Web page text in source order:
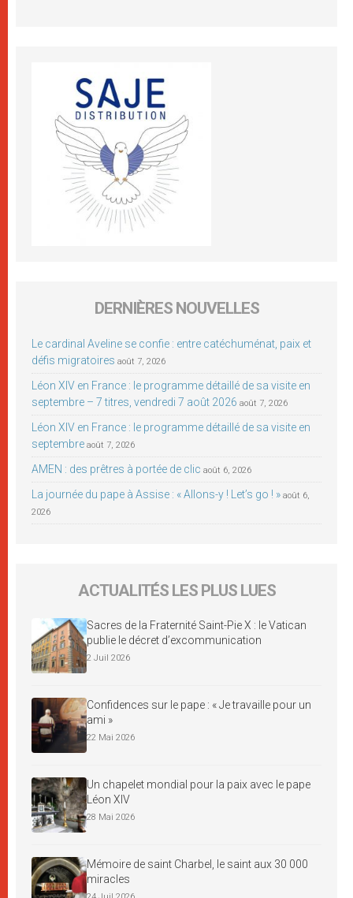
DERNIÈRES NOUVELLES
Le cardinal Aveline se confie : entre catéchuménat, paix et
défis migratoires août 7, 2026
Léon XIV en France : le programme détaillé de sa visite en
septembre – 7 titres, vendredi 7 août 2026 août 7, 2026
Léon XIV en France : le programme détaillé de sa visite en
septembre août 7, 2026
AMEN : des prêtres à portée de clic août 6, 2026
La journée du pape à Assise : « Allons-y ! Let’s go ! » août 6,
2026
ACTUALITÉS LES PLUS LUES
Sacres de la Fraternité Saint-Pie X : le Vatican
publie le décret d’excommunication
2 Juil 2026
Confidences sur le pape : « Je travaille pour un
ami »
22 Mai 2026
Un chapelet mondial pour la paix avec le pape
Léon XIV
28 Mai 2026
Mémoire de saint Charbel, le saint aux 30 000
miracles